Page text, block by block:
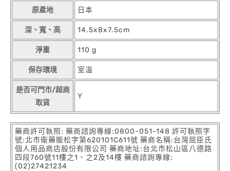
原產地 日本
深、寬、高 14.5x8x7.5cm
淨重 110 g
保存環境 室溫
是否可門市/超商
取貨
Y
藥商許可執照: 藥商諮詢專線:0800-051-148 許可執照字
號:北市衛藥販松字第620101C611號 藥商名稱:台灣屈臣氏
個人用品商店股份有限公司 藥商地址:台北市松山區八德路
四段760號11樓之1、之2及14樓 藥商諮詢專線:
(02)27421234